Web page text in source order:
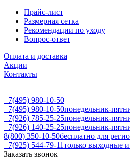
Прайс-лист
Размерная сетка
Рекомендации по уходу
Вопрос-ответ
Оплата и доставка
Акции
Контакты
+7(495) 980-10-50
+7(495) 980-10-50понедельник-
+7(926) 785-25-25понедельник-
+7(926) 140-25-25понедельник-
8(800) 350-10-50бесплатно для
+7(925) 544-79-11только выходные
Заказать звонок